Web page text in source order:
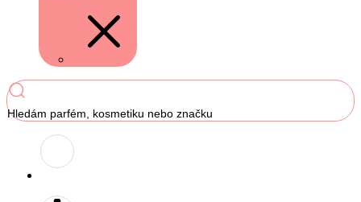
Hledám parfém, kosmetiku nebo značku